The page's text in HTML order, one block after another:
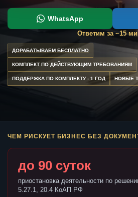
WhatsApp
Ответим за ~15
ДОРАБАТЫВАЕМ БЕСПЛАТНО
КОМПЛЕКТ ПО ДЕЙСТВУЮЩИМ ТРЕБОВАНИЯМ
ПОДДЕРЖКА ПО КОМПЛЕКТУ - 1 ГОД НОВЫЕ
ЧЕМ РИСКУЕТ БИЗНЕС БЕЗ
до 90 суток
приостановка деятельности по
5.27.1, 20.4 КоАП РФ